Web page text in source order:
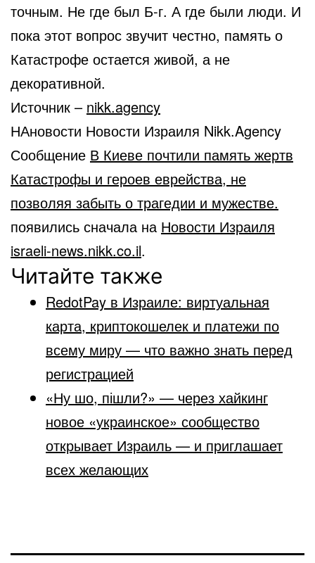
точным. Не где был Б-г. А где были люди. И
пока этот вопрос звучит честно, память о
Катастрофе остается живой, а не
декоративной.
Источник – nikk.agency
НАновости Новости Израиля Nikk.Agency
Сообщение В Киеве почтили память жертв
Катастрофы и героев еврейства, не
позволяя забыть о трагедии и мужестве.
появились сначала на Новости Израиля
israeli-news.nikk.co.il.
Читайте также
RedotPay в Израиле: виртуальная
карта, криптокошелек и платежи по
всему миру — что важно знать перед
регистрацией
«Ну шо, пішли?» — через хайкинг
новое «украинское» сообщество
открывает Израиль — и приглашает
всех желающих